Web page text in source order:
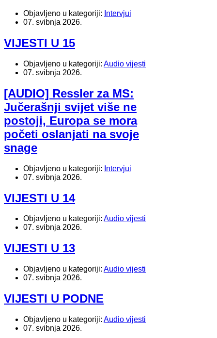
Objavljeno u kategoriji: Intervjui
07. svibnja 2026.
VIJESTI U 15
Objavljeno u kategoriji: Audio vijesti
07. svibnja 2026.
[AUDIO] Ressler za MS:
Jučerašnji svijet više ne
postoji, Europa se mora
početi oslanjati na svoje
snage
Objavljeno u kategoriji: Intervjui
07. svibnja 2026.
VIJESTI U 14
Objavljeno u kategoriji: Audio vijesti
07. svibnja 2026.
VIJESTI U 13
Objavljeno u kategoriji: Audio vijesti
07. svibnja 2026.
VIJESTI U PODNE
Objavljeno u kategoriji: Audio vijesti
07. svibnja 2026.